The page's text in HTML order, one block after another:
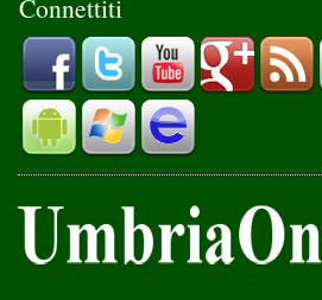
Connettiti